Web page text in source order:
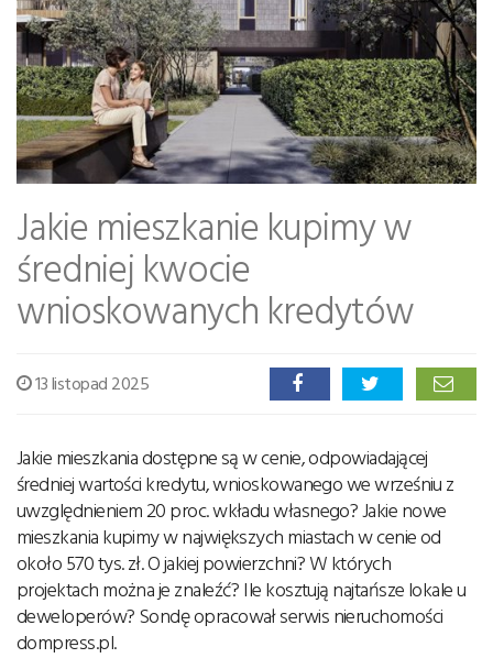
Jakie mieszkanie kupimy w
średniej kwocie
wnioskowanych kredytów
13 listopad 2025
Jakie mieszkania dostępne są w cenie, odpowiadającej
średniej wartości kredytu, wnioskowanego we wrześniu z
uwzględnieniem 20 proc. wkładu własnego? Jakie nowe
mieszkania kupimy w największych miastach w cenie od
około 570 tys. zł. O jakiej powierzchni? W których
projektach można je znaleźć? Ile kosztują najtańsze lokale u
deweloperów? Sondę opracował serwis nieruchomości
dompress.pl.